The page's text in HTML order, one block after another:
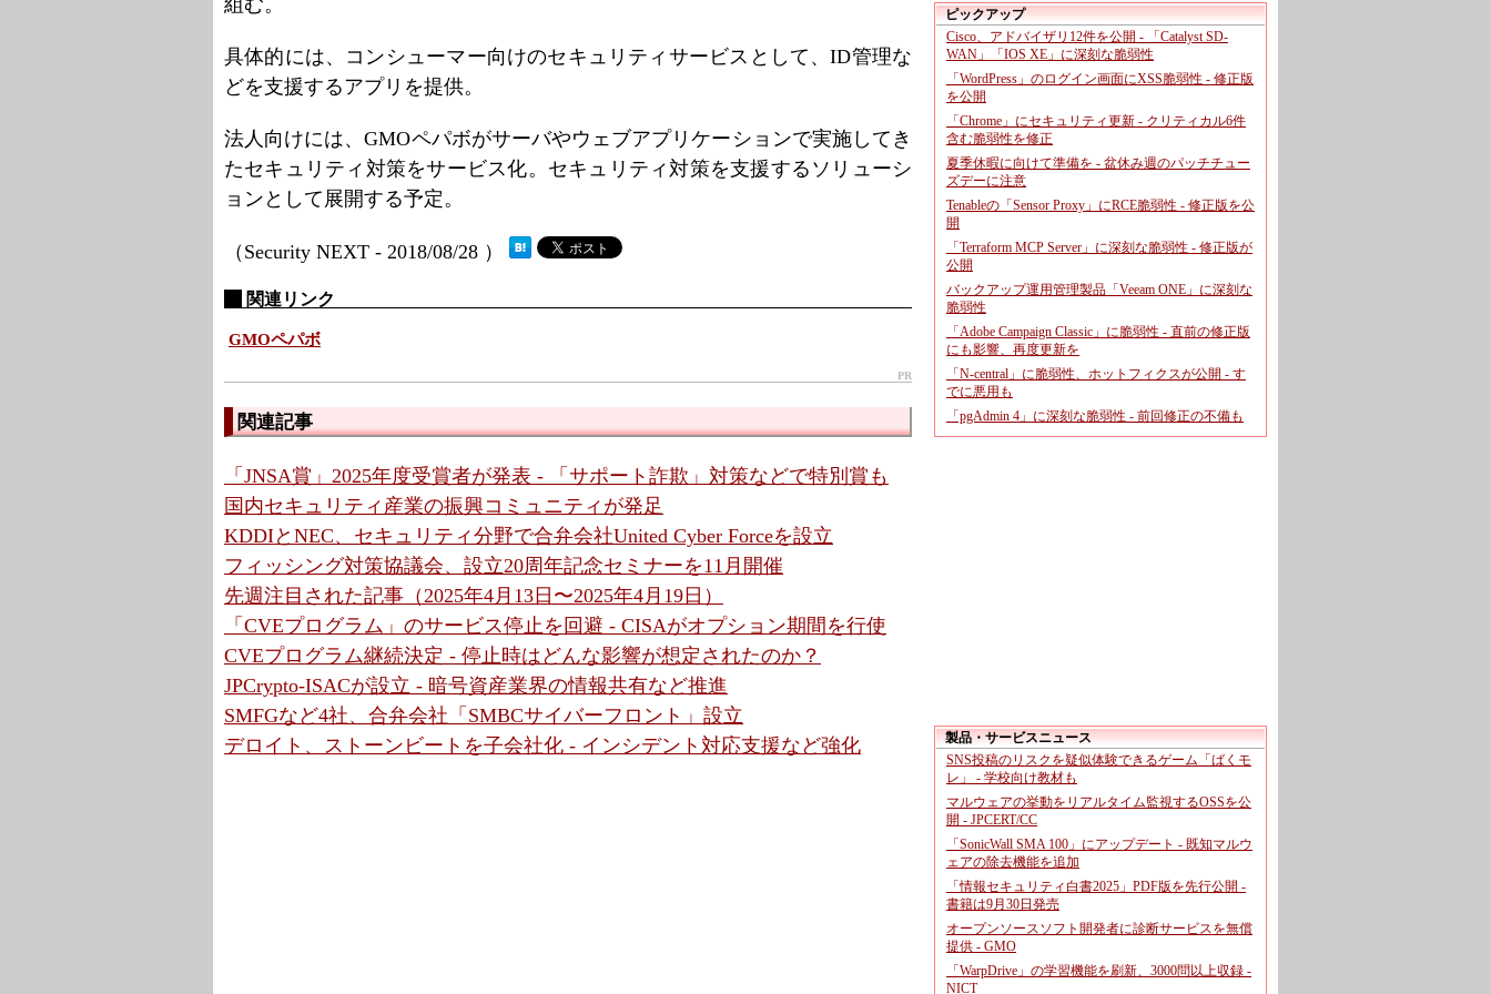
組む。
具体的には、コンシューマー向けのセキュリティサービスとして、ID管理な
どを支援するアプリを提供。
法人向けには、GMOペパボがサーバやウェブアプリケーションで実施してき
たセキュリティ対策をサービス化。セキュリティ対策を支援するソリューシ
ョンとして展開する予定。
（Security NEXT - 2018/08/28 ）
関連リンク
GMOペパボ
PR
関連記事
「JNSA賞」2025年度受賞者が発表 - 「サポート詐欺」対策などで特別賞も
国内セキュリティ産業の振興コミュニティが発足
KDDIとNEC、セキュリティ分野で合弁会社United Cyber Forceを設立
フィッシング対策協議会、設立20周年記念セミナーを11月開催
先週注目された記事（2025年4月13日〜2025年4月19日）
「CVEプログラム」のサービス停止を回避 - CISAがオプション期間を行使
CVEプログラム継続決定 - 停止時はどんな影響が想定されたのか？
JPCrypto-ISACが設立 - 暗号資産業界の情報共有など推進
SMFGなど4社、合弁会社「SMBCサイバーフロント」設立
デロイト、ストーンビートを子会社化 - インシデント対応支援など強化
ピックアップ
Cisco、アドバイザリ12件を公開 - 「Catalyst SD-
WAN」「IOS XE」に深刻な脆弱性
「WordPress」のログイン画面にXSS脆弱性 - 修正版
を公開
「Chrome」にセキュリティ更新 - クリティカル6件
含む脆弱性を修正
夏季休暇に向けて準備を - 盆休み週のパッチチュー
ズデーに注意
Tenableの「Sensor Proxy」にRCE脆弱性 - 修正版を公
開
「Terraform MCP Server」に深刻な脆弱性 - 修正版が
公開
バックアップ運用管理製品「Veeam ONE」に深刻な
脆弱性
「Adobe Campaign Classic」に脆弱性 - 直前の修正版
にも影響、再度更新を
「N-central」に脆弱性、ホットフィクスが公開 - す
でに悪用も
「pgAdmin 4」に深刻な脆弱性 - 前回修正の不備も
製品・サービスニュース
SNS投稿のリスクを疑似体験できるゲーム「ばくモ
レ」 - 学校向け教材も
マルウェアの挙動をリアルタイム監視するOSSを公
開 - JPCERT/CC
「SonicWall SMA 100」にアップデート - 既知マルウ
ェアの除去機能を追加
「情報セキュリティ白書2025」PDF版を先行公開 -
書籍は9月30日発売
オープンソースソフト開発者に診断サービスを無償
提供 - GMO
「WarpDrive」の学習機能を刷新、3000問以上収録 -
NICT